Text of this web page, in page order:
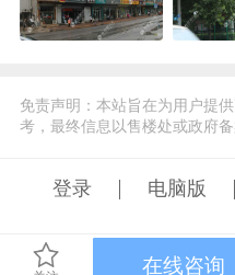
免责声明：本站旨在为用户提
考，最终信息以售楼处或政府备
登录 电脑版
©️2019手机凤凰
在线咨询